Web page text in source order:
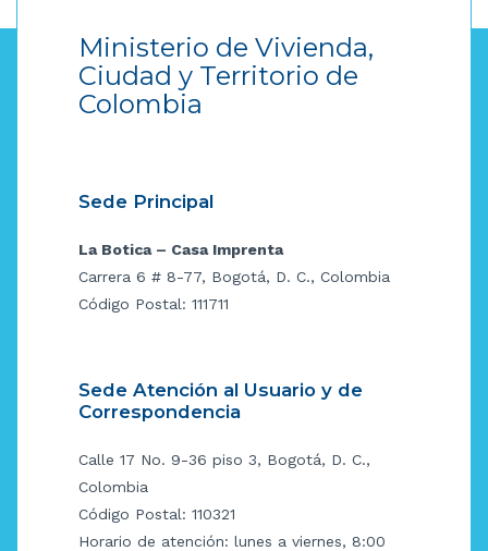
Ministerio de Vivienda,
Ciudad y Territorio de
Colombia
Sede Principal
La Botica – Casa Imprenta
Carrera 6 # 8-77, Bogotá, D. C., Colombia
Código Postal: 111711
Sede Atención al Usuario y de
Correspondencia
Calle 17 No. 9-36 piso 3, Bogotá, D. C.,
Colombia
Código Postal: 110321
Horario de atención: lunes a viernes, 8:00